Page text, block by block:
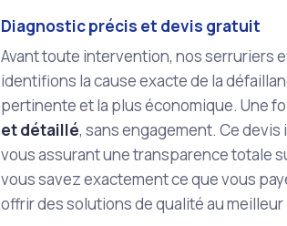
Diagnostic précis et devis gratuit
Avant toute intervention, nos serruriers
identifions la cause exacte de la
pertinente et la plus économique. Une
et détaillé, sans engagement. Ce
vous assurant une transparence totale
vous savez exactement ce que vous
offrir des solutions de qualité au meilleur